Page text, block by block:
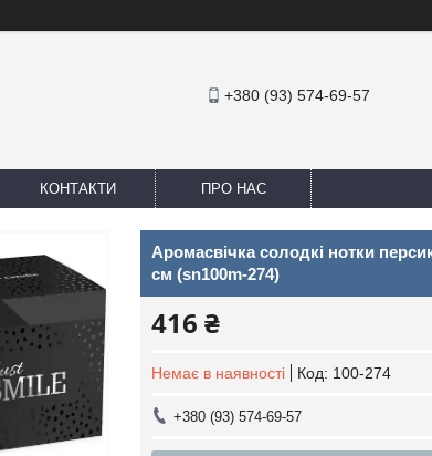
+380 (93) 574-69-57
КОНТАКТИ ПРО НАС
Аромасвічка солодкі нотки
см (sn100m-274)
416 ₴
Немає в наявності Код: 100-274
+380 (93) 574-69-57